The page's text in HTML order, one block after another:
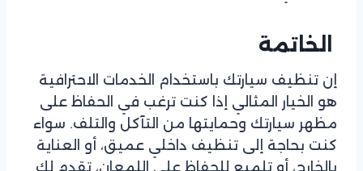
الخاتمة
إن تنظيف سيارتك باستخدام الخدمات الاحترافية
هو الخيار المثالي إذا كنت ترغب في الحفاظ على
مظهر سيارتك وحمايتها من التآكل والتلف. سواء
كنت بحاجة إلى تنظيف داخلي عميق، أو العناية
بالخارج، أو تلميع للحفاظ على اللمعان، تقدم لك